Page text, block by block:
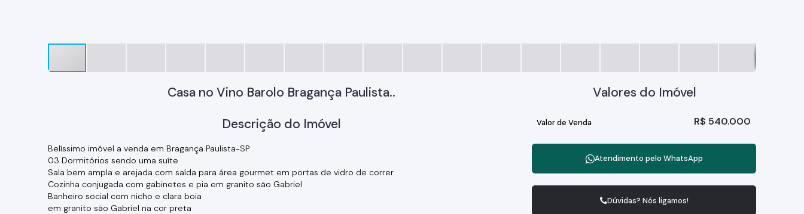
Casa no Vino Barolo Bragança Paulista..
Descrição do Imóvel
Belíssimo imóvel a venda em Bragança Paulista-SP
03 Dormitórios sendo uma suíte
Sala bem ampla e arejada com saída para área gourmet em portas de vidro de correr
Cozinha conjugada com gabinetes e pia em granito são Gabriel
Banheiro social com nicho e clara boia
em granito são Gabriel na cor preta
Valores do Imóvel
R$ 540.000
Valor de Venda
Atendimento pelo WhatsApp
Dúvidas? Nós ligamos!